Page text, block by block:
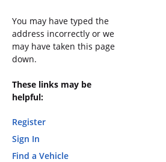
You may have typed the
address incorrectly or we
may have taken this page
down.
These links may be
helpful:
Register
Sign In
Find a Vehicle